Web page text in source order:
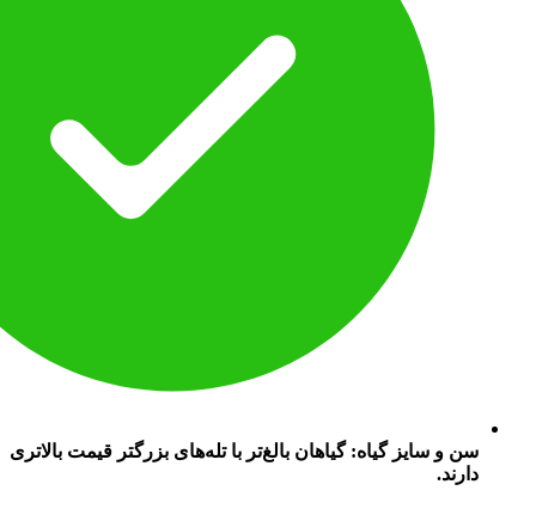
سن و سایز گیاه: گیاهان بالغ‌تر با تله‌های بزرگتر قیمت بالاتری
دارند.